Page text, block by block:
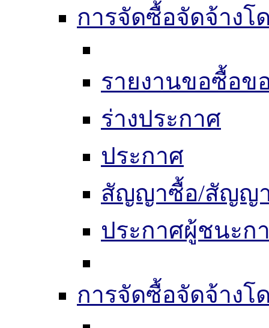
การจัดซื้อจัดจ้าง
รายงานขอซื้อข
ร่างประกาศ
ประกาศ
สัญญาซื้อ/สัญญ
ประกาศผู้ชนะก
การจัดซื้อจัดจ้างโ